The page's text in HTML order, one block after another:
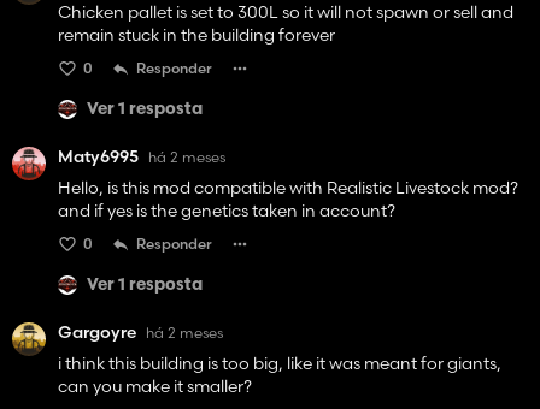
Chicken pallet is set to 300L so it will not spawn or sell and
remain stuck in the building forever
0 Responder
Ver 1 resposta
Maty6995 há 2 meses
Hello, is this mod compatible with Realistic Livestock mod?
and if yes is the genetics taken in account?
0 Responder
Ver 1 resposta
Gargoyre há 2 meses
i think this building is too big, like it was meant for giants,
can you make it smaller?